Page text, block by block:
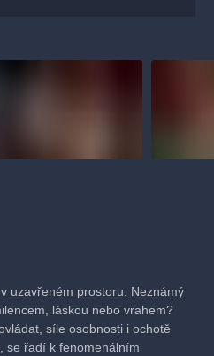
uzavřeném prostoru. Neznámý
láskou nebo vrahem?
síle osobnosti i ochotě
se řadí k fenomenálním